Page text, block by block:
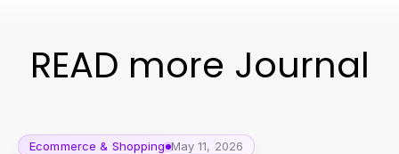
READ more Journal
Ecommerce & Shopping May 11, 2026